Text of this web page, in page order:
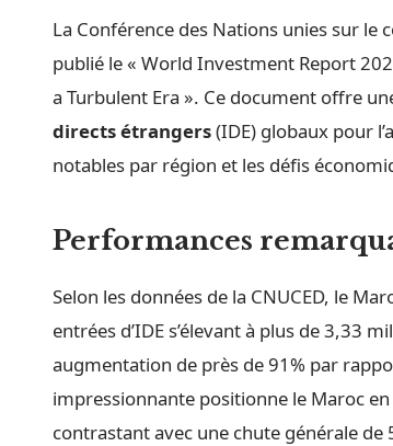
La Conférence des Nations unies sur le
publié le « World Investment Report
a Turbulent Era ». Ce document offre
directs étrangers(IDE) globaux pour
notables par région et les défis
Performances
Selon les données de la CNUCED, le
entrées d’IDE s’élevant à plus de 3,33
augmentation de près de 91% par
impressionnante positionne le Maroc
contrastant avec une chute générale